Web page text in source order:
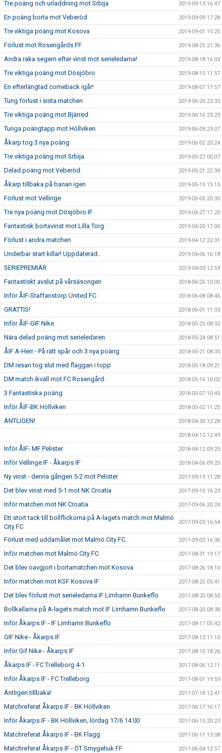
Tre poäng och urladdning mot Srbija 2019-09-13 16:47
En poäng borta mot Veberöd 2019-09-09 17:28
Tre viktiga poäng mot Kosova 2019-09-01 15:25
Förlust mot Rosengårds FF 2019-08-25 21:36
Andra raka segern efter vinst mot serieledarna! 2019-08-18 16:03
Tre viktiga poäng mot Dösjöbro 2019-08-15 11:57
En efterlängtad comeback igår! 2019-08-07 17:57
Tung förlust i sista matchen 2019-06-20 23:33
Tre viktiga poäng mot Bjärred 2019-06-16 23:29
Tunga poängtapp mot Höllviken 2019-06-09 23:07
Åkarp tog 3 nya poäng 2019-06-02 20:24
Tre viktiga poäng mot Srbija 2019-05-27 00:07
Delad poäng mot Veberöd 2019-05-21 22:34
Åkarp tillbaka på banan igen 2019-05-19 15:15
Förlust mot Vellinge 2019-05-05 20:35
Tre nya poäng mot Dösjöbro IF 2019-04-27 17:20
Fantastisk bortavinst mot Lilla Torg 2019-04-20 17:00
Förlust i andra matchen 2019-04-12 22:31
Underbar start killar! Uppdaterad.. 2019-04-06 16:18
SERIEPREMIÄR 2019-04-03 12:59
Fantastiskt avslut på vårsäsongen 2018-06-26 10:00
Inför ÅIF-Staffanstorp United FC 2018-06-08 08:46
GRATTIS! 2018-06-01 11:03
Inför ÅIF-GIF Nike 2018-05-25 08:32
Nära delad poäng mot serieledaren 2018-05-24 08:51
ÅIF A-Herr - På rätt spår och 3 nya poäng 2018-05-21 08:35
DM resan tog slut med flaggan i topp 2018-05-18 09:21
DM match ikväll mot FC Rosengård 2018-05-16 10:02
3 Fantastiska poäng 2018-05-07 10:45
Inför ÅIF-BK Höllviken 2018-05-02 11:25
ÄNTLIGEN! 2018-04-30 12:28
2018-04-12 12:49
Inför ÅIF- MF Pelister 2018-04-12 09:25
Inför Vellinge IF - Åkarps IF 2018-04-06 09:25
Ny vinst - denna gången 5-2 mot Pelister 2017-09-19 11:28
Det blev vinst med 5-1 mot NK Croatia 2017-09-10 16:23
Inför matchen mot NK Croatia 2017-09-06 20:24
Ett stort tack till bollflickorna på A-lagets match mot Malmö
City FC
2017-09-03 16:54
Förlust med uddamålet mot Malmö City FC 2017-09-03 16:36
Inför matchen mot Malmö City FC 2017-08-31 19:17
Det blev oavgjort i bortamatchen mot Kosova 2017-08-26 18:10
Inför matchen mot KSF Kosova IF 2017-08-25 05:41
Det blev förlust mot serieledarna IF Limhamn Bunkeflo 2017-08-20 08:50
Bollkallarna på A-lagets match mot IF Limhamn Bunkeflo 2017-08-20 08:38
Inför Åkarps IF - IF Limhamn Bunkeflo 2017-08-17 05:42
GIF Nike - Åkarps IF 2017-08-13 11:10
Inför Gif Nike - Åkarps IF 2017-08-10 18:26
Åkarps IF - FC Trelleborg 4-1 2017-08-06 12:11
Inför Åkarps IF - FC Trelleborg 2017-08-01 19:59
Äntligen tillbaka! 2017-07-18 12:41
Matchreferat Åkarps IF - BK Höllviken 2017-06-17 16:17
Inför Åkarps IF - BK Höllviken, lördag 17/6 14:00 2017-06-15 20:23
Matchreferat Åkarps IF - BK Flagg 2017-06-11 13:08
Matchreferat Åkarps IF - ÖT Smygehuk FF 2017-06-04 12:57